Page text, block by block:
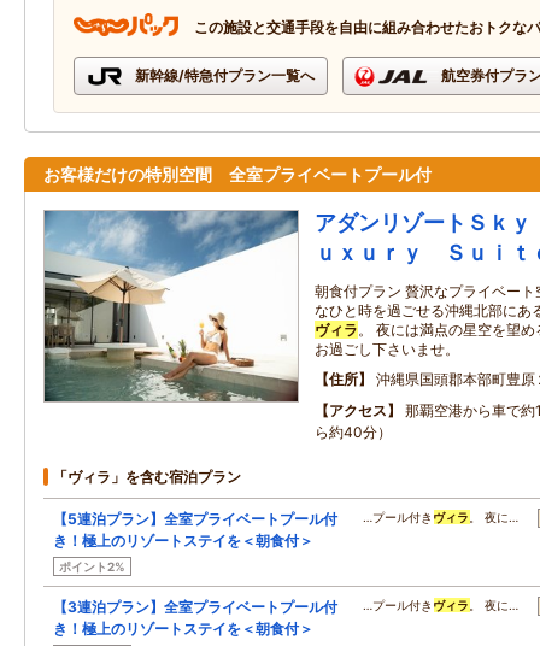
この施設と交通手段を自由に組み合わせたおトクな
新幹線/特急付プラン一覧へ 航空券付プラ
お客様だけの特別空間 全室プライベートプール付
アダンリゾートＳｋ
ｕｘｕｒｙ Ｓｕｉｔ
朝食付プラン 贅沢なプライベー
なひと時を過ごせる沖縄北部にあ
ヴィラ。 夜には満点の星空を望
お過ごし下さいませ。
住所
沖縄県国頭郡本部町豊原
アクセス
那覇空港から車で
ら約40分）
「ヴィラ」を含む宿泊プラン
【5連泊プラン】全室プライベートプール付
き！極上のリゾートステイを＜朝食付＞
ポイント2%
…プール付き ヴィラ 。 夜に…
【3連泊プラン】全室プライベートプール付
き！極上のリゾートステイを＜朝食付＞
…プール付き ヴィラ 。 夜に…